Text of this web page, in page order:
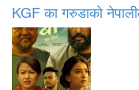
KGF का गरुडाको